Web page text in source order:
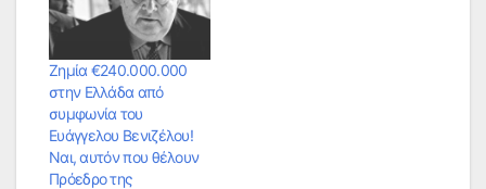
Ζημία €240.000.000
στην Ελλάδα από
συμφωνία του
Ευάγγελου Βενιζέλου!
Ναι, αυτόν που θέλουν
Πρόεδρο της